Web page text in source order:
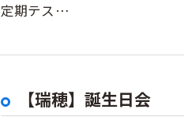
定期テス…
【瑞穂】誕生日会